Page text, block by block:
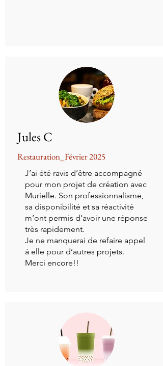
Jules C
Restauration_Février 2025
J’ai été ravis d’être accompagné
pour mon projet de création avec
Murielle. Son professionnalisme,
sa disponibilité et sa réactivité
m’ont permis d’avoir une réponse
très rapidement.
Je ne manquerai de refaire appel
à elle pour d’autres projets.
Merci encore!!